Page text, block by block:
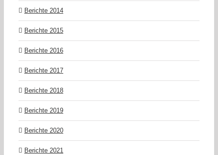
Berichte 2014
Berichte 2015
Berichte 2016
Berichte 2017
Berichte 2018
Berichte 2019
Berichte 2020
Berichte 2021